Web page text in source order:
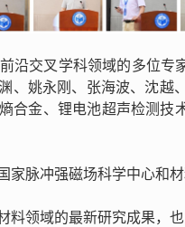
沿交叉学科领域的多位
、姚永刚、张海波、沈越
合金、锂电池超声检测
家脉冲强磁场科学中心和
料领域的最新研究成果，